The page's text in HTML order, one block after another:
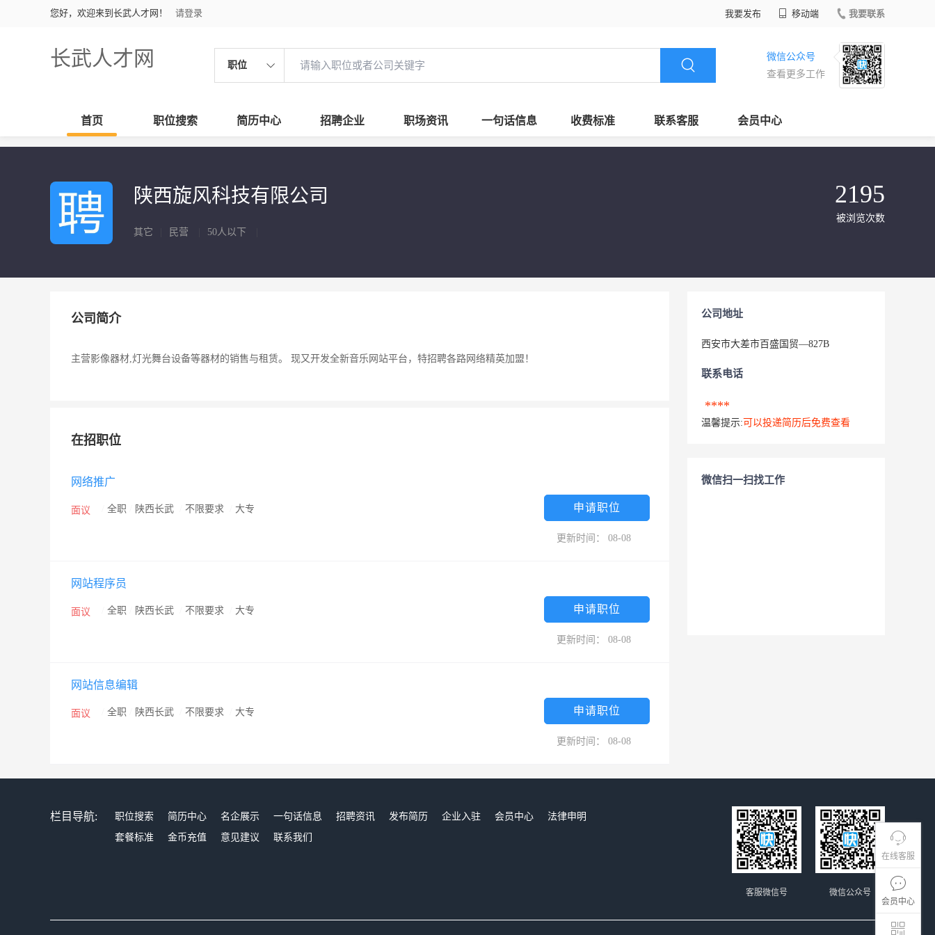
您好，欢迎来到长武人才网！ 请登录 我要发布 移动端 我要联系
长武人才网 职位
微信公众号
查看更多工作
首页 职位搜索 简历中心 招聘企业 职场资讯 一句话信息 收费标准 联系客服 会员中心
在线客服
会员中心
陕西旋风科技有限公司
其它 民营 50人以下
2195
被浏览次数
公司简介
主营影像器材,灯光舞台设备等器材的销售与租赁。 现又开发全新音乐网站平台，特招聘各路网络精英加盟！
在招职位
网络推广
面议 全职 陕西长武 不限要求 大专 申请职位
更新时间： 08-08
网站程序员
面议 全职 陕西长武 不限要求 大专 申请职位
更新时间： 08-08
网站信息编辑
面议 全职 陕西长武 不限要求 大专 申请职位
更新时间： 08-08
公司地址
西安市大差市百盛国贸—827B
联系电话
****
温馨提示: 可以投递简历后免费查看
微信扫一扫找工作
栏目导航: 职位搜索 简历中心 名企展示 一句话信息 招聘资讯 发布简历 企业入驻 会员中心
法律申明
套餐标准
金币充值 意见建议 联系我们
微信公众号
客服微信号